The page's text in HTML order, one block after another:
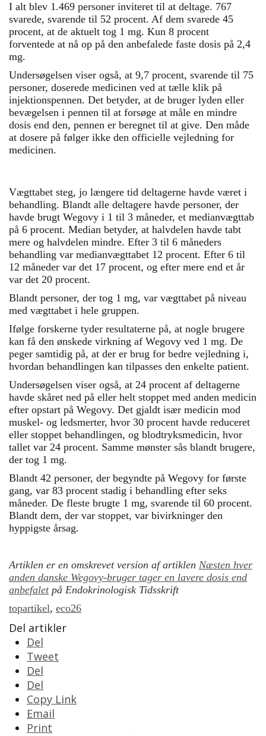
I alt blev 1.469 personer inviteret til at deltage. 767
svarede, svarende til 52 procent. Af dem svarede 45
procent, at de aktuelt tog 1 mg. Kun 8 procent
forventede at nå op på den anbefalede faste dosis på 2,4
mg.
Undersøgelsen viser også, at 9,7 procent, svarende til 75
personer, doserede medicinen ved at tælle klik på
injektionspennen. Det betyder, at de bruger lyden eller
bevægelsen i pennen til at forsøge at måle en mindre
dosis end den, pennen er beregnet til at give. Den måde
at dosere på følger ikke den officielle vejledning for
medicinen.
Vægttabet steg, jo længere tid deltagerne havde været i
behandling. Blandt alle deltagere havde personer, der
havde brugt Wegovy i 1 til 3 måneder, et medianvægttab
på 6 procent. Median betyder, at halvdelen havde tabt
mere og halvdelen mindre. Efter 3 til 6 måneders
behandling var medianvægttabet 12 procent. Efter 6 til
12 måneder var det 17 procent, og efter mere end et år
var det 20 procent.
Blandt personer, der tog 1 mg, var vægttabet på niveau
med vægttabet i hele gruppen.
Ifølge forskerne tyder resultaterne på, at nogle brugere
kan få den ønskede virkning af Wegovy ved 1 mg. De
peger samtidig på, at der er brug for bedre vejledning i,
hvordan behandlingen kan tilpasses den enkelte patient.
Undersøgelsen viser også, at 24 procent af deltagerne
havde skåret ned på eller helt stoppet med anden medicin
efter opstart på Wegovy. Det gjaldt især medicin mod
muskel- og ledsmerter, hvor 30 procent havde reduceret
eller stoppet behandlingen, og blodtryksmedicin, hvor
tallet var 24 procent. Samme mønster sås blandt brugere,
der tog 1 mg.
Blandt 42 personer, der begyndte på Wegovy for første
gang, var 83 procent stadig i behandling efter seks
måneder. De fleste brugte 1 mg, svarende til 60 procent.
Blandt dem, der var stoppet, var bivirkninger den
hyppigste årsag.
Artiklen er en omskrevet version af artiklen Næsten hver
anden danske Wegovy-bruger tager en lavere dosis end
anbefaletpå Endokrinologisk Tidsskrift
topartikel, eco26
Del artikler
Del
Tweet
Del
Del
Copy Link
Email
Print